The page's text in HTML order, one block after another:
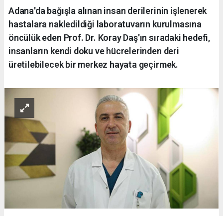
Adana'da bağışla alınan insan derilerinin işlenerek
hastalara nakledildiği laboratuvarın kurulmasına
öncülük eden Prof. Dr. Koray Daş'ın sıradaki hedefi,
insanların kendi doku ve hücrelerinden deri
üretilebilecek bir merkez hayata geçirmek.